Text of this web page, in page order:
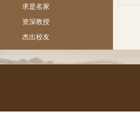
求是名家
资深教授
杰出校友